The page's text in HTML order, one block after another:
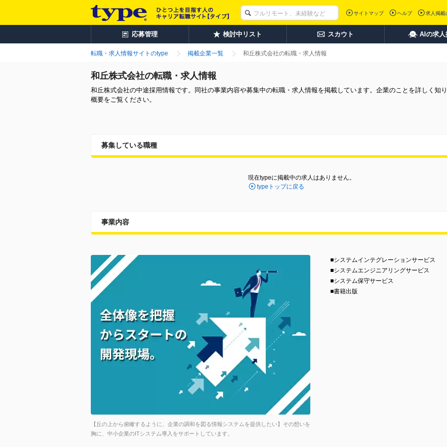
サイトマップ ヘルプ 求人掲載
応募管理 検討中リスト スカウト AIの求人
転職・求人情報サイトのtype 掲載企業一覧 和丘株式会社の転職・求人情報
和丘株式会社の転職・求人情報
和丘株式会社の中途採用情報です。同社の事業内容や募集中の転職・求人情報を掲載しています。企業のことを詳しく知
概要をご覧ください。
募集している職種
現在typeに掲載中の求人はありません。
typeトップに戻る
事業内容
【丘の上から俯瞰するように、企業の調和を図る情報システムを提供したい】その想いを
胸に、中小企業のITシステム導入をサポートしています。
■システムインテグレーションサービス
■システムエンジニアリングサービス
■システム保守サービス
■書籍出版